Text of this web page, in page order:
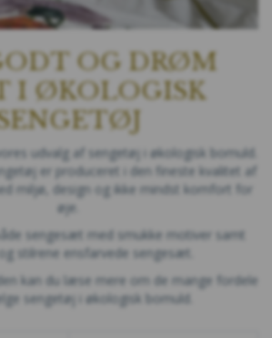
OG DRØM
I ØKOLOGISK
udvalg af sengetøj i økologisk bomuld.
er produceret i den fineste kvalitet af
miljø, design og ikke mindst komfort for
øje.
sengesæt med smukke motiver samt
stilrene ensfarvede sengesæt.
kan du læse mere om de mange fordele
sengetøj i økologisk bomuld.